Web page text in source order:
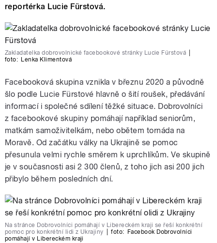
reportérka Lucie Fürstová.
Zakladatelka dobrovolnické facebookové stránky Lucie Fürstová
foto: Lenka Klimentová
Facebooková skupina vznikla v březnu 2020 a původně
šlo podle Lucie Fürstové hlavně o šití roušek, předávání
informací i společné sdílení těžké situace. Dobrovolníci
z facebookové skupiny pomáhají například seniorům,
matkám samoživitelkám, nebo obětem tornáda na
Moravě. Od začátku války na Ukrajině se pomoc
přesunula velmi rychle směrem k uprchlíkům. Ve skupině
je v současnosti asi 2 300 členů, z toho jich asi 200 jich
přibylo během posledních dní.
Na stránce Dobrovolníci pomáhají v Libereckém kraji se řeší konkrétní
pomoc pro konkrétní lidi z Ukrajiny
foto:
Facebook Dobrovolníci
pomáhají v Libereckém kraji